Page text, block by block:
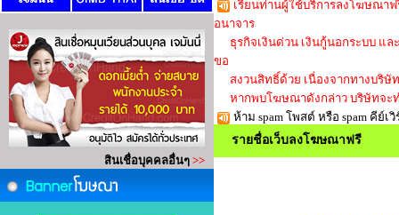
เรียนท่านผู้ใช้บริการลงโฆษณา
อนาจาร
ธุรกิจเงินด่วน เงินกู้นอกระบบ แล
ขอ
สงวนสิทธิ์ด้วย เนื่องจากทางบริษัท
หากพบโฆษณาดังกล่าว บริษัทจะ
ห้าม spam โพสต์ หรือ spam คีย์
รายชื่อเว็บลงโฆษณาฟรี